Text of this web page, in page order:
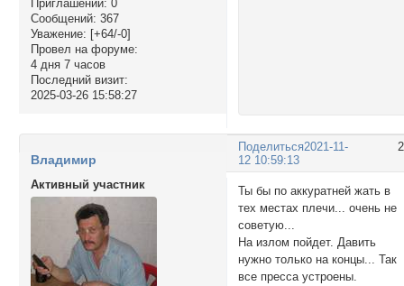
Приглашений: 0
Сообщений: 367
Уважение: [+64/-0]
Провел на форуме:
4 дня 7 часов
Последний визит:
2025-03-26 15:58:27
Поделиться2021-11-
12 10:59:13
Владимир
Активный участник
Ты бы по аккуратней жать в
тех местах плечи... очень не
советую...
На излом пойдет. Давить
нужно только на концы... Так
все пресса устроены.